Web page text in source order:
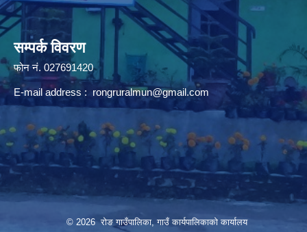
सम्पर्क विवरण
फोन न‌ं. 027691420
E-mail address : rongruralmun@gmail.com
© 2026 रोङ गाउँपालिका, गाउँ कार्यपालिकाको कार्यालय